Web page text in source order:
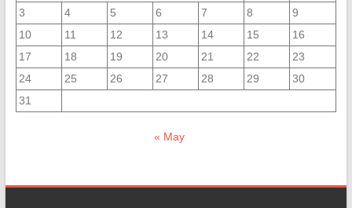
3
4 5 6 7 8
9
10
11 12 13 14 15
16
17
18 19 20 21 22
23
24
25 26 27 28 29
30
31
« May